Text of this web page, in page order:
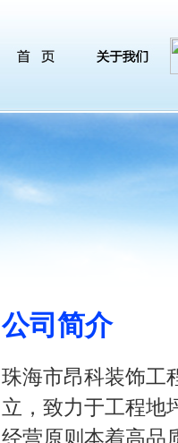
公司简介
珠海市昂科装饰工
立，致力于工程地
经营原则本着高品